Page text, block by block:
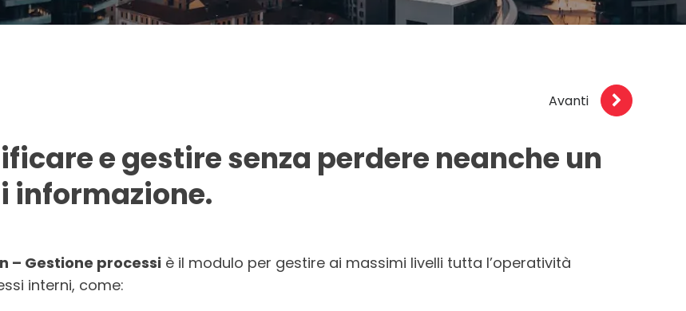
Avanti
e gestire senza perdere neanche un
informazione.
– Gestione processiè il modulo per gestire ai massimi livelli tutta l’operatività
interni, come: